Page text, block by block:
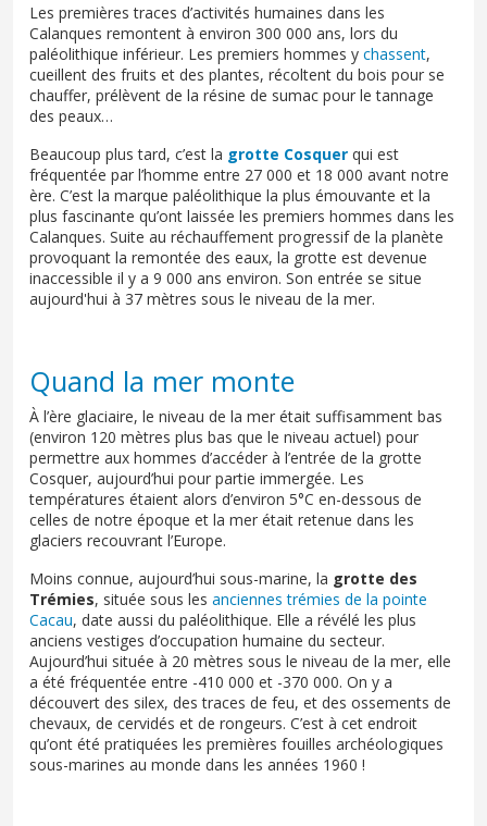
Les premières traces d’activités humaines dans les
Calanques remontent à environ 300 000 ans, lors du
paléolithique inférieur. Les premiers hommes y chassent,
cueillent des fruits et des plantes, récoltent du bois pour se
chauffer, prélèvent de la résine de sumac pour le tannage
des peaux…
Beaucoup plus tard, c’est la grotte Cosquer qui est
fréquentée par l’homme entre 27 000 et 18 000 avant notre
ère. C’est la marque paléolithique la plus émouvante et la
plus fascinante qu’ont laissée les premiers hommes dans les
Calanques. Suite au réchauffement progressif de la planète
provoquant la remontée des eaux, la grotte est devenue
inaccessible il y a 9 000 ans environ. Son entrée se situe
aujourd'hui à 37 mètres sous le niveau de la mer.
Quand la mer monte
À l’ère glaciaire, le niveau de la mer était suffisamment bas
(environ 120 mètres plus bas que le niveau actuel) pour
permettre aux hommes d’accéder à l’entrée de la grotte
Cosquer, aujourd’hui pour partie immergée. Les
températures étaient alors d’environ 5°C en-dessous de
celles de notre époque et la mer était retenue dans les
glaciers recouvrant l’Europe.
Moins connue, aujourd’hui sous-marine, la grotte des
Trémies, située sous les anciennes trémies de la pointe
Cacau, date aussi du paléolithique. Elle a révélé les plus
anciens vestiges d’occupation humaine du secteur.
Aujourd’hui située à 20 mètres sous le niveau de la mer, elle
a été fréquentée entre -410 000 et -370 000. On y a
découvert des silex, des traces de feu, et des ossements de
chevaux, de cervidés et de rongeurs. C’est à cet endroit
qu’ont été pratiquées les premières fouilles archéologiques
sous-marines au monde dans les années 1960 !